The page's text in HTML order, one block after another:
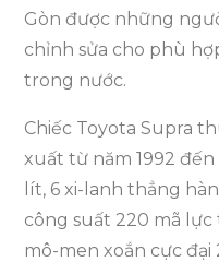
Gòn được những
chỉnh sửa cho phù
trong nước.
Chiếc Toyota Supra
xuất từ năm 1992
lít, 6 xi-lanh thẳng
công suất 220 mã
mô-men xoắn cực đại